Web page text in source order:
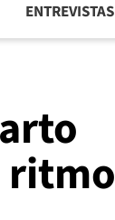
ENTREVISTAS
ritmo